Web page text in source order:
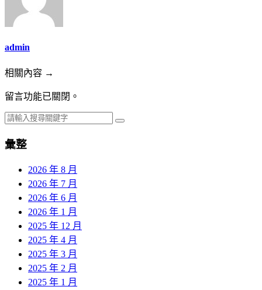
admin
相關內容 →
留言功能已關閉。
彙整
2026 年 8 月
2026 年 7 月
2026 年 6 月
2026 年 1 月
2025 年 12 月
2025 年 4 月
2025 年 3 月
2025 年 2 月
2025 年 1 月